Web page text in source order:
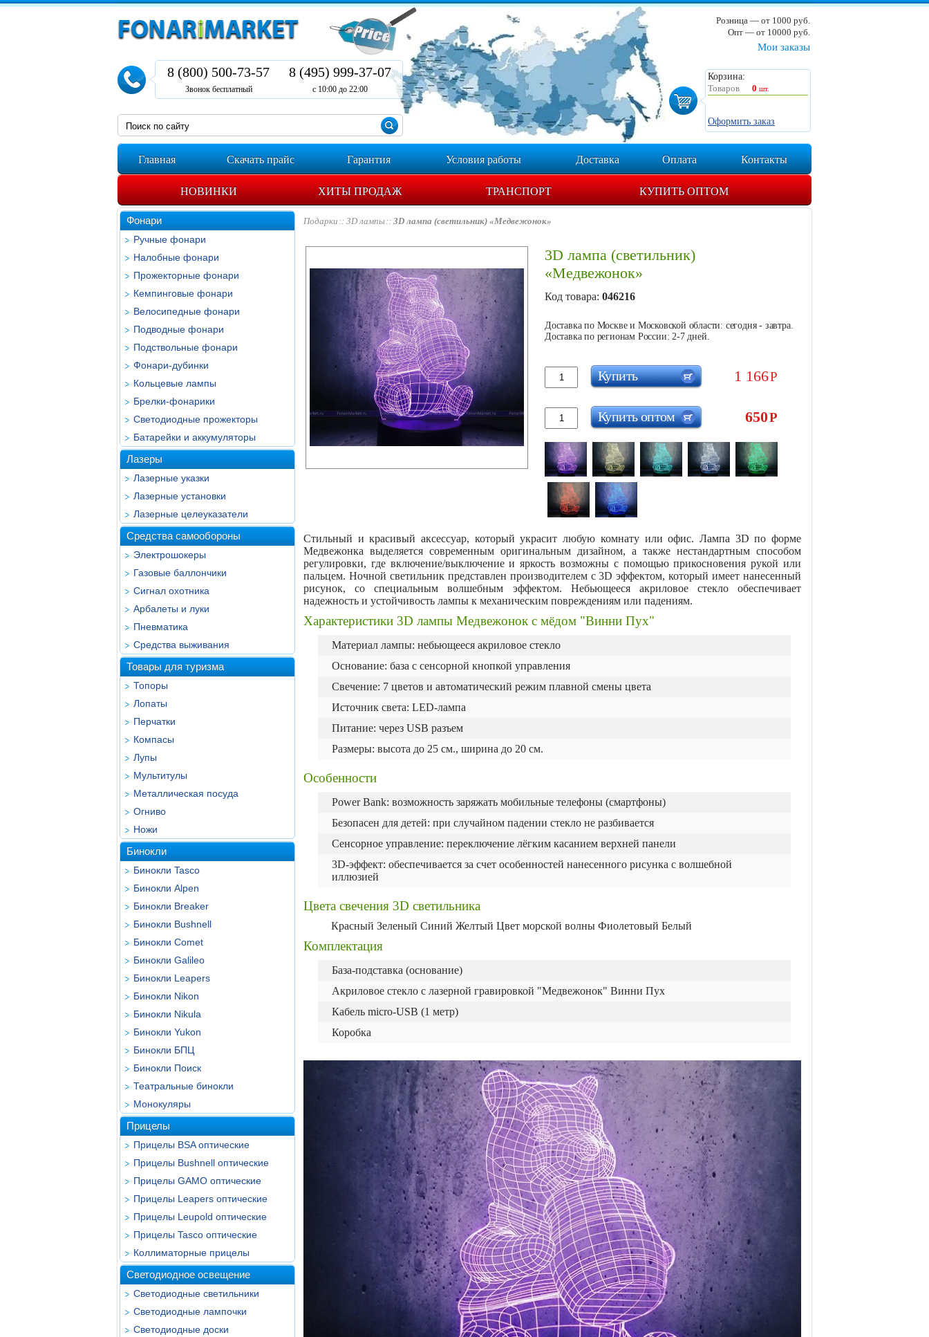
Мои заказы
Корзина:
Товаров
0 шт.
Оформить заказ
8 (800) 500-73-57
Звонок бесплатный
8 (495) 999-37-07
с 10:00 до 22:00
Розница — от 1000 руб.
Опт — от 10000 руб.
Главная Скачать прайс Гарантия Условия работы Доставка Оплата Контакты
НОВИНКИ ХИТЫ ПРОДАЖ ТРАНСПОРТ КУПИТЬ ОПТОМ
Фонари
Ручные фонари
Налобные фонари
Прожекторные фонари
Кемпинговые фонари
Велосипедные фонари
Подводные фонари
Подствольные фонари
Фонари-дубинки
Кольцевые лампы
Брелки-фонарики
Светодиодные прожекторы
Батарейки и аккумуляторы
Лазеры
Лазерные указки
Лазерные установки
Лазерные целеуказатели
Средства самообороны
Электрошокеры
Газовые баллончики
Сигнал охотника
Арбалеты и луки
Пневматика
Средства выживания
Товары для туризма
Топоры
Лопаты
Перчатки
Компасы
Лупы
Мультитулы
Металлическая посуда
Огниво
Ножи
Бинокли
Бинокли Tasco
Бинокли Alpen
Бинокли Breaker
Бинокли Bushnell
Бинокли Comet
Бинокли Galileo
Бинокли Leapers
Бинокли Nikon
Бинокли Nikula
Бинокли Yukon
Бинокли БПЦ
Бинокли Поиск
Театральные бинокли
Монокуляры
Прицелы
Прицелы BSA оптические
Прицелы Bushnell оптические
Прицелы GAMO оптические
Прицелы Leapers оптические
Прицелы Leupold оптические
Прицелы Tasco оптические
Коллиматорные прицелы
Светодиодное освещение
Светодиодные светильники
Светодиодные лампочки
Светодиодные доски
Подарки 3D лампы 3D лампа (светильник) «Медвежонок»
3D лампа (светильник)
«Медвежонок»
Код товара: 046216
Доставка по Москве и Московской области: сегодня - завтра.
Доставка по регионам России: 2-7 дней.
1 166Р
Купить
650Р
Купить оптом
Стильный и красивый аксессуар, который украсит любую комнату или офис. Лампа 3D по форме
Медвежонка выделяется современным оригинальным дизайном, а также нестандартным способом
регулировки, где включение/выключение и яркость возможны с помощью прикосновения рукой или
пальцем. Ночной светильник представлен производителем с 3D эффектом, который имеет нанесенный
рисунок, со специальным волшебным эффектом. Небьющееся акриловое стекло обеспечивает
надежность и устойчивость лампы к механическим повреждениям или падениям.
Характеристики 3D лампы Медвежонок с мёдом "Винни Пух"
Материал лампы: небьющееся акриловое стекло
Основание: база с сенсорной кнопкой управления
Свечение: 7 цветов и автоматический режим плавной смены цвета
Источник света: LED-лампа
Питание: через USB разъем
Размеры: высота до 25 см., ширина до 20 см.
Особенности
Power Bank: возможность заряжать мобильные телефоны (смартфоны)
Безопасен для детей: при случайном падении стекло не разбивается
Сенсорное управление: переключение лёгким касанием верхней панели
3D-эффект: обеспечивается за счет особенностей нанесенного рисунка с волшебной
иллюзией
Цвета свечения 3D светильника
Красный Зеленый Синий Желтый Цвет морской волны Фиолетовый Белый
Комплектация
База-подставка (основание)
Акриловое стекло с лазерной гравировкой "Медвежонок" Винни Пух
Кабель micro-USB (1 метр)
Коробка